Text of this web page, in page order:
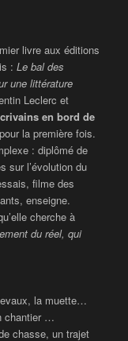
livre aux éditions
:Le bal des
une littérature
Leclerc et
en bord de
la première fois.
: diplômé de
sur l’évolution du
filme des
enseigne.
cherche à
du réel, qui
la muette…
chantier …
chasse, un trajet